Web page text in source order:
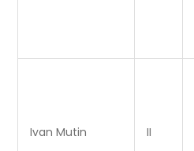
Ivan Mutin II